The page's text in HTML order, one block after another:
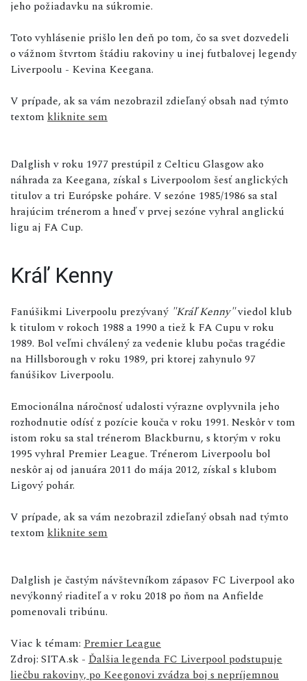
jeho požiadavku na súkromie.
Toto vyhlásenie prišlo len deň po tom, čo sa svet dozvedeli
o vážnom štvrtom štádiu rakoviny u inej futbalovej legendy
Liverpoolu - Kevina Keegana.
V prípade, ak sa vám nezobrazil zdieľaný obsah nad týmto
textom kliknite sem
Dalglish v roku 1977 prestúpil z Celticu Glasgow ako
náhrada za Keegana, získal s Liverpoolom šesť anglických
titulov a tri Európske poháre. V sezóne 1985/1986 sa stal
hrajúcim trénerom a hneď v prvej sezóne vyhral anglickú
ligu aj FA Cup.
Kráľ Kenny
Fanúšikmi Liverpoolu prezývaný "Kráľ Kenny"viedol klub
k titulom v rokoch 1988 a 1990 a tiež k FA Cupu v roku
1989. Bol veľmi chválený za vedenie klubu počas tragédie
na Hillsborough v roku 1989, pri ktorej zahynulo 97
fanúšikov Liverpoolu.
Emocionálna náročnosť udalosti výrazne ovplyvnila jeho
rozhodnutie odísť z pozície kouča v roku 1991. Neskôr v tom
istom roku sa stal trénerom Blackburnu, s ktorým v roku
1995 vyhral Premier League. Trénerom Liverpoolu bol
neskôr aj od januára 2011 do mája 2012, získal s klubom
Ligový pohár.
V prípade, ak sa vám nezobrazil zdieľaný obsah nad týmto
textom kliknite sem
Dalglish je častým návštevníkom zápasov FC Liverpool ako
nevýkonný riaditeľ a v roku 2018 po ňom na Anfielde
pomenovali tribúnu.
Viac k témam: Premier League
Zdroj: SITA.sk - Ďalšia legenda FC Liverpool podstupuje
liečbu rakoviny, po Keegonovi zvádza boj s nepríjemnou